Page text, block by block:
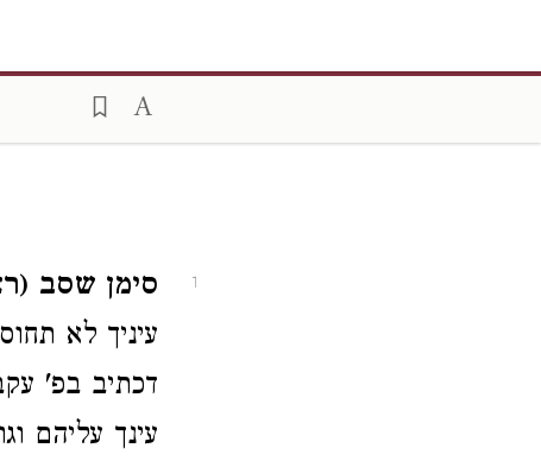
1
סימן שסב
עיניך לא
דכתיב בפ'
עינך עליהם